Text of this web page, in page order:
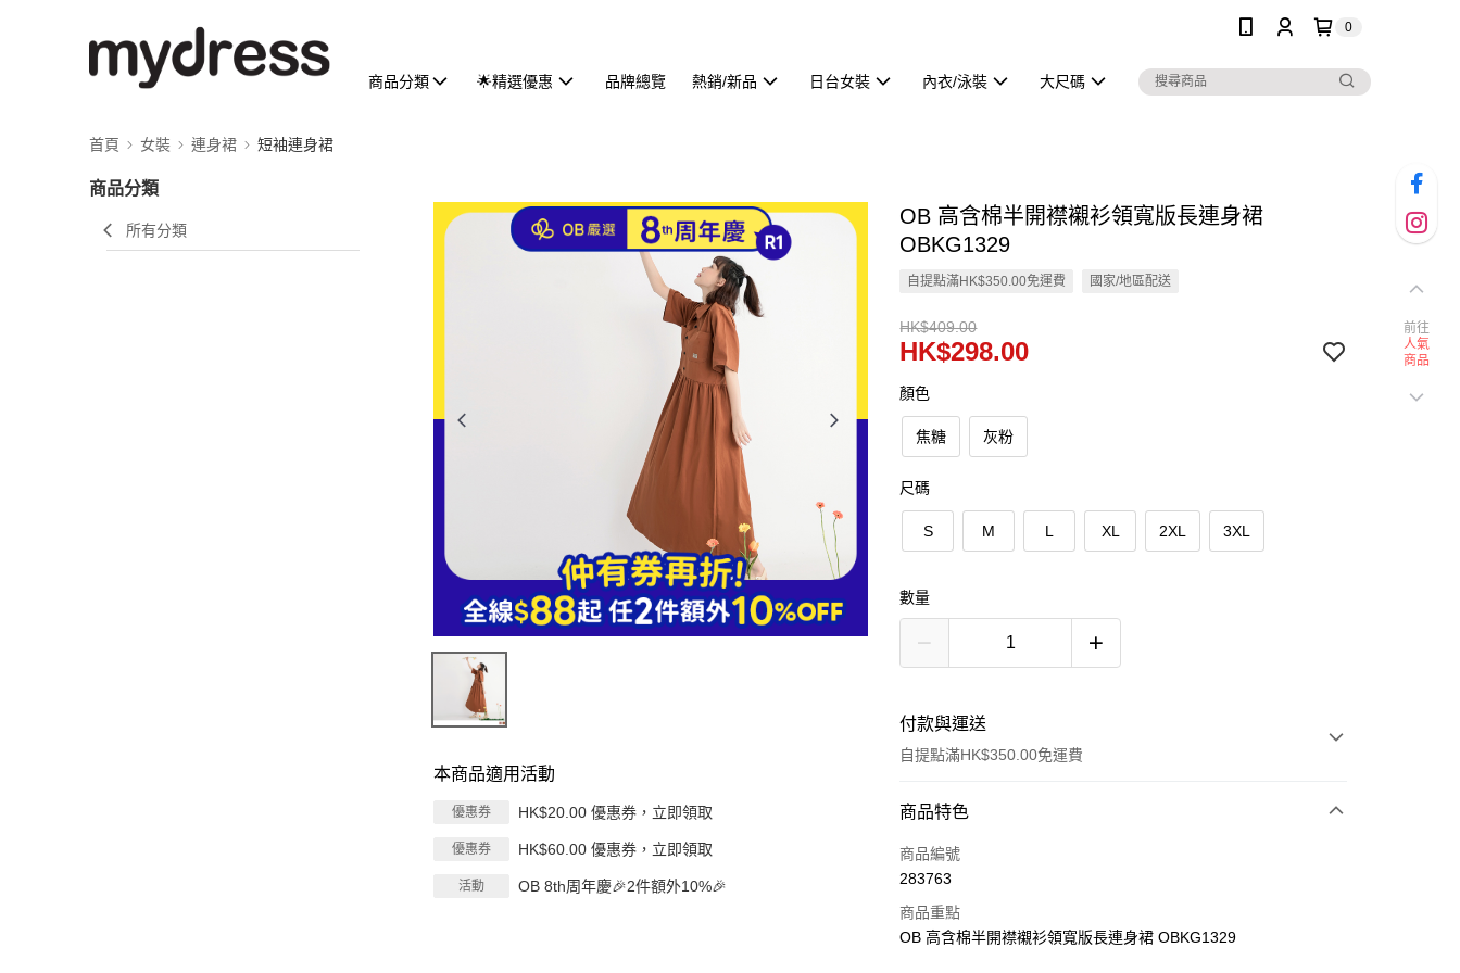
0
商品分類 🌟精選優惠 品牌總覽 熱銷/新品 日台女裝 內衣/泳裝 大尺碼
首頁 女裝 連身裙 短袖連身裙
商品分類
所有分類
本商品適用活動
優惠券 HK$20.00 優惠券，立即領取
優惠券 HK$60.00 優惠券，立即領取
活動 OB 8th周年慶🎉2件額外10%🎉
OB 高含棉半開襟襯衫領寬版長連身裙
OBKG1329
自提點滿HK$350.00免運費 國家/地區配送
HK$409.00
HK$298.00
顏色
焦糖 灰粉
尺碼
S M L XL 2XL 3XL
數量
付款與運送
自提點滿HK$350.00免運費
付款方式
信用卡
AlipayHK
商品特色
商品編號
283763
商品重點
OB 高含棉半開襟襯衫領寬版長連身裙 OBKG1329
前往
人氣
商品